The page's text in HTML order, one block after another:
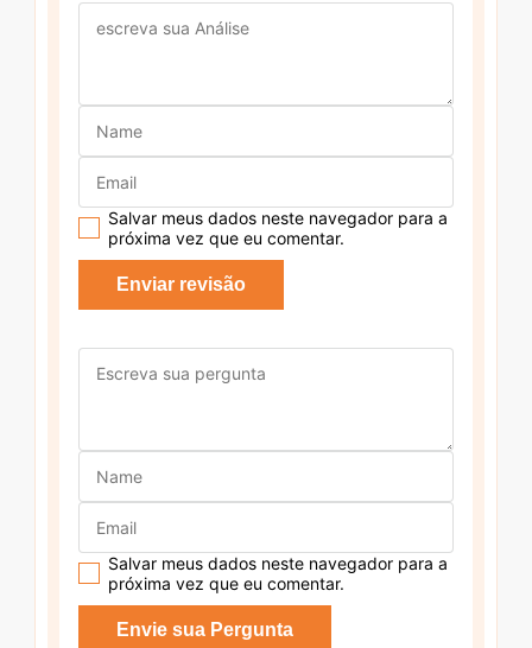
Salvar meus dados neste navegador para a
próxima vez que eu comentar.
Salvar meus dados neste navegador para a
próxima vez que eu comentar.